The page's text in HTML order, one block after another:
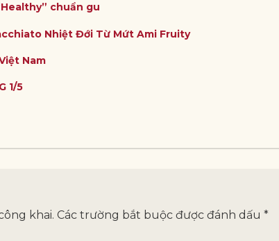
chuẩn gu
Nhiệt Đới Từ Mứt Ami Fruity
Nam
1/5
khai. Các trường bắt buộc được đánh dấu *